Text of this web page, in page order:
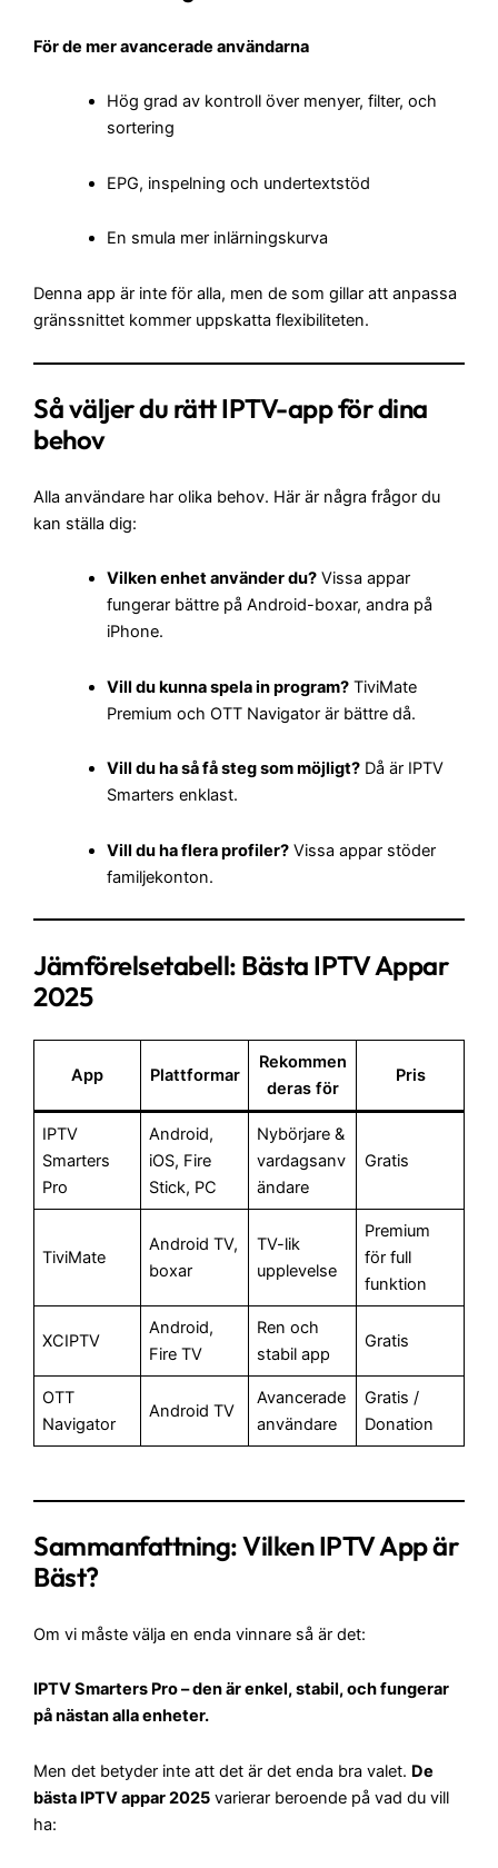
För de mer avancerade användarna
Hög grad av kontroll över menyer, filter, och
sortering
EPG, inspelning och undertextstöd
En smula mer inlärningskurva
Denna app är inte för alla, men de som gillar att anpassa
gränssnittet kommer uppskatta flexibiliteten.
Så väljer du rätt IPTV-app för dina
behov
Alla användare har olika behov. Här är några frågor du
kan ställa dig:
Vilken enhet använder du?Vissa appar
fungerar bättre på Android-boxar, andra på
iPhone.
Vill du kunna spela in program?TiviMate
Premium och OTT Navigator är bättre då.
Vill du ha så få steg som möjligt?Då är IPTV
Smarters enklast.
Vill du ha flera profiler?Vissa appar stöder
familjekonton.
Jämförelsetabell: Bästa IPTV Appar
2025
App Plattformar
Rekommen
deras för
Pris
IPTV
Smarters
Pro
Android,
iOS, Fire
Stick, PC
Nybörjare &
vardagsanv
ändare
Gratis
TiviMate
Android TV,
boxar
TV-lik
upplevelse
Premium
för full
funktion
XCIPTV
Android,
Fire TV
Ren och
stabil app
Gratis
OTT
Navigator
Android TV
Avancerade
användare
Gratis /
Donation
Sammanfattning:Vilken IPTV App är
Bäst?
Om vi måste välja en enda vinnare så är det:
IPTV Smarters Pro – den är enkel, stabil, och fungerar
på nästan alla enheter.
Men det betyder inte att det är det enda bra valet. De
bästa IPTV appar 2025 varierar beroende på vad du vill
ha: